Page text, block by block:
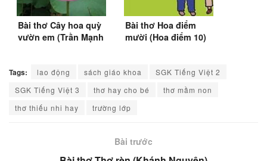
Bài thơ Cây hoa quỳ
vườn em (Trần Mạnh
Bài thơ Hoa điểm
mười (Hoa điểm 10)
Tags: lao động sách giáo khoa
SGK Tiếng Việt 2
SGK Tiếng Việt 3
thơ hay cho bé
thơ mầm non
thơ thiếu nhi hay
trường lớp
Bài trước